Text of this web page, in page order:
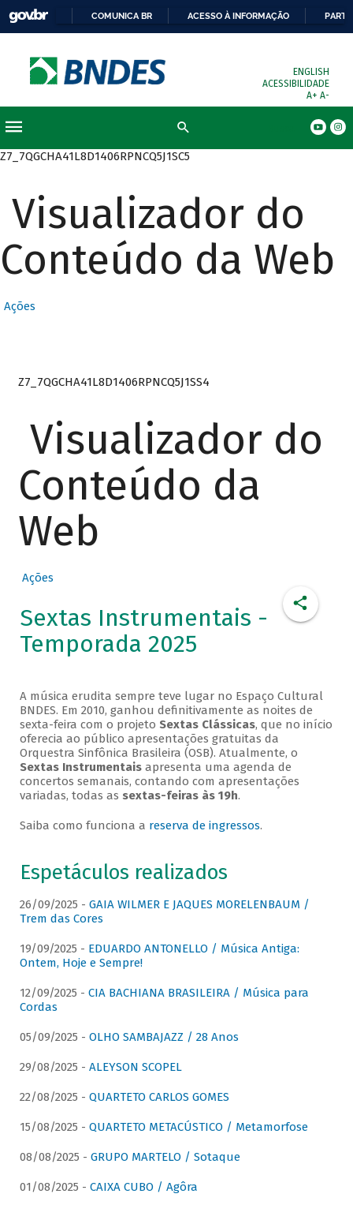
COMUNICA BR ACESSO À INFORMAÇÃO
ENGLISH
ACESSIBILIDADE
A+ A-
Z7_7QGCHA41L8D1406RPNCQ5J1SC5
Visualizador do
Conteúdo da Web
Ações
Z7_7QGCHA41L8D1406RPNCQ5J1SS4
Visualizador do
Conteúdo da
Web
Ações
Sextas Instrumentais -
Temporada 2025
A música erudita sempre teve lugar no Espaço Cultural
BNDES. Em 2010, ganhou definitivamente as noites de
sexta-feira com o projeto Sextas Clássicas, que no início
oferecia ao público apresentações gratuitas da
Orquestra Sinfônica Brasileira (OSB). Atualmente, o
Sextas Instrumentaisapresenta uma agenda de
concertos semanais, contando com apresentações
variadas, todas as sextas-feiras às 19h.
Saiba como funciona a reserva de ingressos.
Espetáculos realizados
26/09/2025 - GAIA WILMER E JAQUES MORELENBAUM /
Trem das Cores
19/09/2025 - EDUARDO ANTONELLO / Música Antiga:
Ontem, Hoje e Sempre!
12/09/2025 - CIA BACHIANA BRASILEIRA / Música para
Cordas
05/09/2025 - OLHO SAMBAJAZZ / 28 Anos
29/08/2025 - ALEYSON SCOPEL
22/08/2025 - QUARTETO CARLOS GOMES
15/08/2025 - QUARTETO METACÚSTICO / Metamorfose
08/08/2025 - GRUPO MARTELO / Sotaque
01/08/2025 - CAIXA CUBO / Agôra